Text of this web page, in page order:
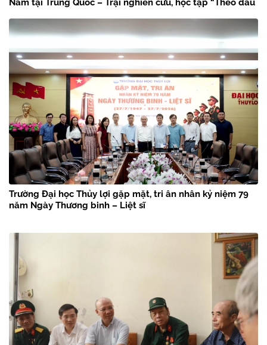
Nam tại Trung Quốc – Trại nghiên cứu, học tập “Theo dấu
Trường Đại học Thủy lợi gặp mặt, tri ân nhân kỷ niệm 79
năm Ngày Thương binh – Liệt sĩ